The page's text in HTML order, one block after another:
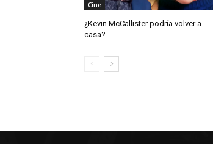
Cine
¿Kevin McCallister podría volver a
casa?